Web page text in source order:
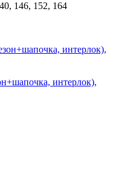
146, 152, 164
интерлок),